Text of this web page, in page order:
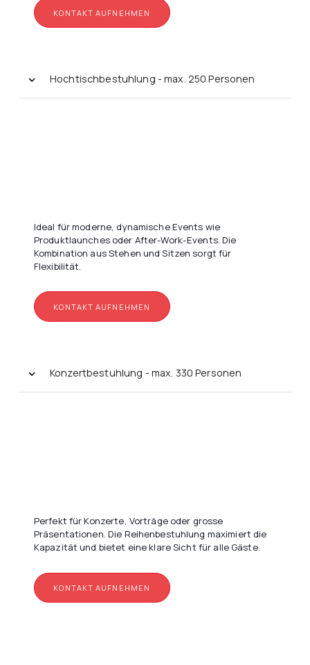
KONTAKT AUFNEHMEN
Hochtischbestuhlung - max. 250 Personen
Ideal für moderne, dynamische Events wie
Produktlaunches oder After-Work-Events. Die
Kombination aus Stehen und Sitzen sorgt für
Flexibilität.
KONTAKT AUFNEHMEN
Konzertbestuhlung - max. 330 Personen
Perfekt für Konzerte, Vorträge oder grosse
Präsentationen. Die Reihenbestuhlung maximiert die
Kapazität und bietet eine klare Sicht für alle Gäste.
KONTAKT AUFNEHMEN